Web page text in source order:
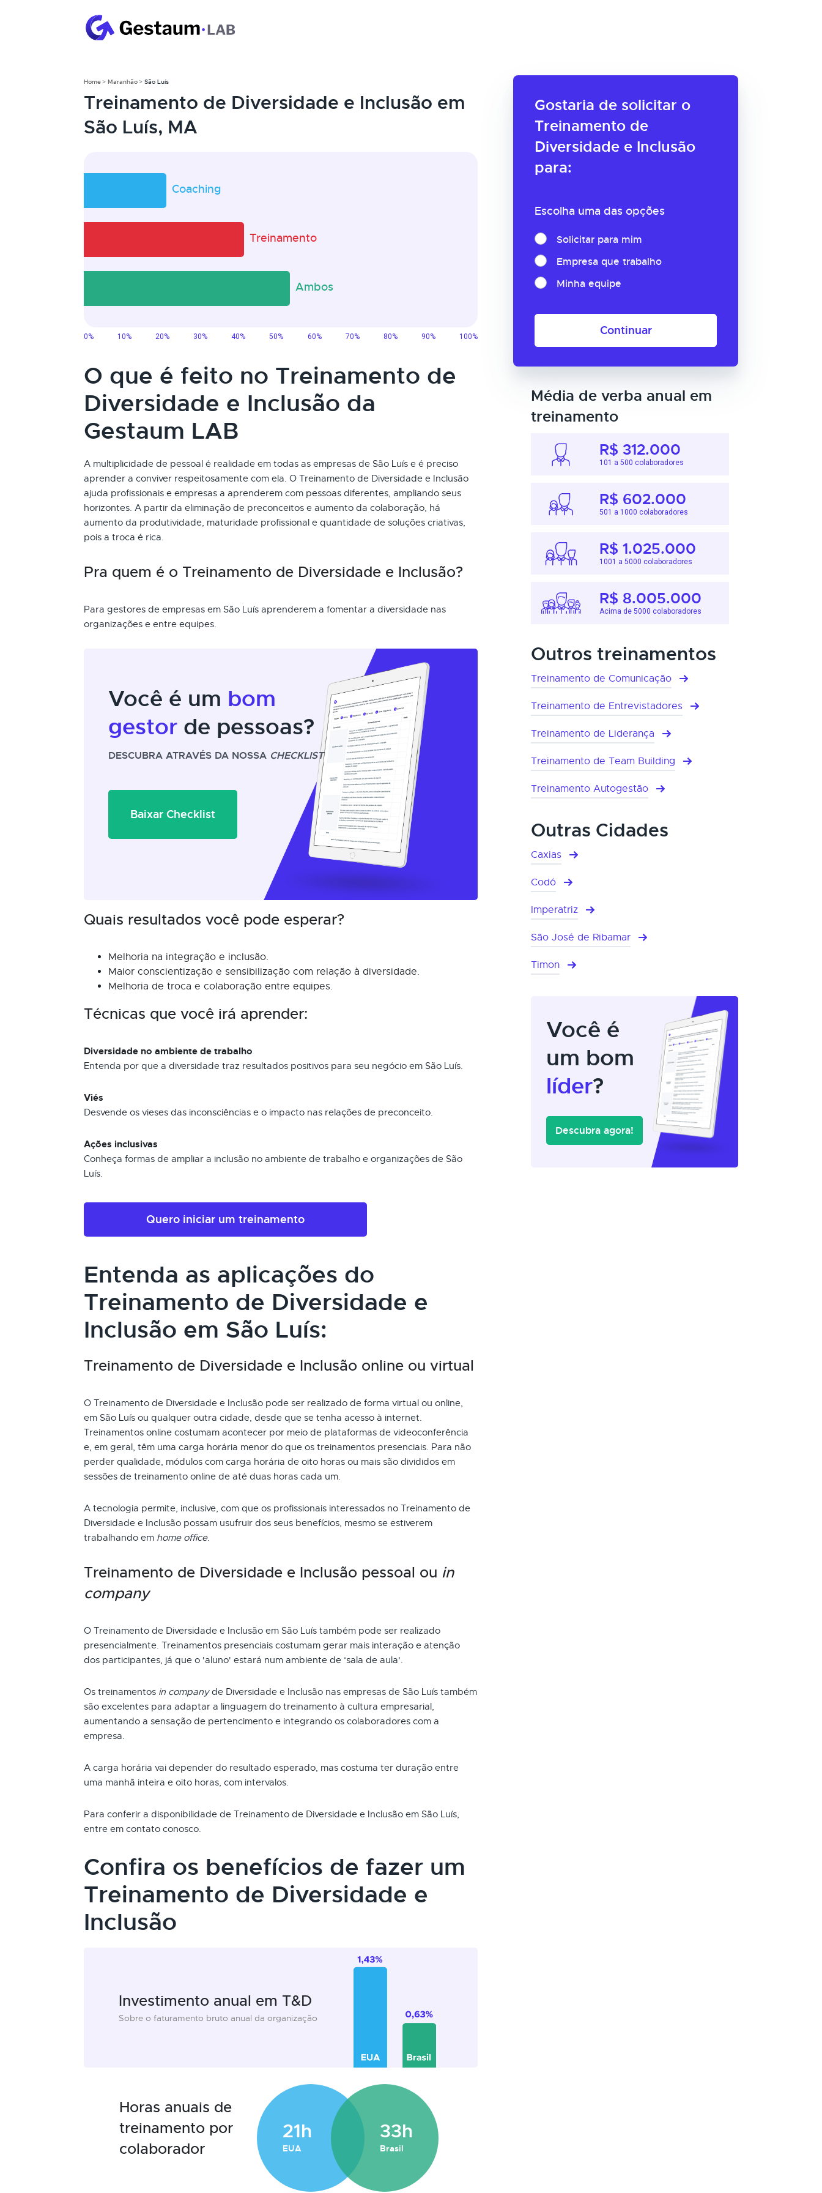
Gostaria de solicitar o
Treinamento de
Diversidade e Inclusão
para:
Escolha uma das opções
Solicitar para mim
Empresa que trabalho
Minha equipe
Continuar
Home Maranhão São Luís
Treinamento de Diversidade e Inclusão em
São Luís, MA
O que é feito no Treinamento de
Diversidade e Inclusão da
Gestaum LAB
A multiplicidade de pessoal é realidade em todas as empresas de São Luís e é preciso
aprender a conviver respeitosamente com ela. O Treinamento de Diversidade e Inclusão
ajuda profissionais e empresas a aprenderem com pessoas diferentes, ampliando seus
horizontes. A partir da eliminação de preconceitos e aumento da colaboração, há
aumento da produtividade, maturidade profissional e quantidade de soluções criativas,
pois a troca é rica.
Pra quem é o Treinamento de Diversidade e Inclusão?
Para gestores de empresas em São Luís aprenderem a fomentar a diversidade nas
organizações e entre equipes.
Você é um bom
gestor de pessoas?
DESCUBRA ATRAVÉS DA NOSSA CHECKLIST
Baixar Checklist
Quais resultados você pode esperar?
Melhoria na integração e inclusão.
Maior conscientização e sensibilização com relação à diversidade.
Melhoria de troca e colaboração entre equipes.
Técnicas que você irá aprender:
Diversidade no ambiente de trabalho
Entenda por que a diversidade traz resultados positivos para seu negócio em São Luís.
Viés
Desvende os vieses das inconsciências e o impacto nas relações de preconceito.
Ações inclusivas
Conheça formas de ampliar a inclusão no ambiente de trabalho e organizações de São
Luís.
Quero iniciar um treinamento
Entenda as aplicações do
Treinamento de Diversidade e
Inclusão em São Luís:
Treinamento de Diversidade e Inclusão online ou virtual
O Treinamento de Diversidade e Inclusão pode ser realizado de forma virtual ou online,
em São Luís ou qualquer outra cidade, desde que se tenha acesso à internet.
Treinamentos online costumam acontecer por meio de plataformas de videoconferência
e, em geral, têm uma carga horária menor do que os treinamentos presenciais. Para não
perder qualidade, módulos com carga horária de oito horas ou mais são divididos em
sessões de treinamento online de até duas horas cada um.
A tecnologia permite, inclusive, com que os profissionais interessados no Treinamento de
Diversidade e Inclusão possam usufruir dos seus benefícios, mesmo se estiverem
trabalhando em home office.
Treinamento de Diversidade e Inclusão pessoal ou in
company
O Treinamento de Diversidade e Inclusão em São Luís também pode ser realizado
presencialmente. Treinamentos presenciais costumam gerar mais interação e atenção
dos participantes, já que o 'aluno' estará num ambiente de ‘sala de aula'.
Os treinamentos in companyde Diversidade e Inclusão nas empresas de São Luís também
são excelentes para adaptar a linguagem do treinamento à cultura empresarial,
aumentando a sensação de pertencimento e integrando os colaboradores com a
empresa.
A carga horária vai depender do resultado esperado, mas costuma ter duração entre
uma manhã inteira e oito horas, com intervalos.
Para conferir a disponibilidade de Treinamento de Diversidade e Inclusão em São Luís,
entre em contato conosco.
Confira os benefícios de fazer um
Treinamento de Diversidade e
Inclusão
Investimento anual em T&D
Sobre o faturamento bruto anual da organização
Horas anuais de
treinamento por
colaborador
21h
EUA
33h
Brasil
Média de verba anual em
treinamento
R$ 312.000
101 a 500 colaboradores
R$ 602.000
501 a 1000 colaboradores
R$ 1.025.000
1001 a 5000 colaboradores
R$ 8.005.000
Acima de 5000 colaboradores
Outros treinamentos
Treinamento de Comunicação
Treinamento de Entrevistadores
Treinamento de Liderança
Treinamento de Team Building
Treinamento Autogestão
Outras Cidades
Caxias
Codó
Imperatriz
São José de Ribamar
Timon
Você é
um bom
líder?
Descubra agora!